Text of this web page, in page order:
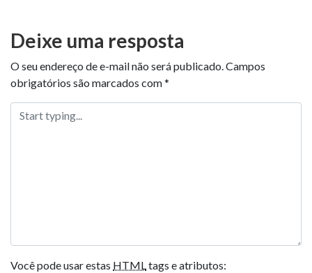
Deixe uma resposta
O seu endereço de e-mail não será publicado.Campos
obrigatórios são marcados com*
Você pode usar estas HTMLtags e atributos: